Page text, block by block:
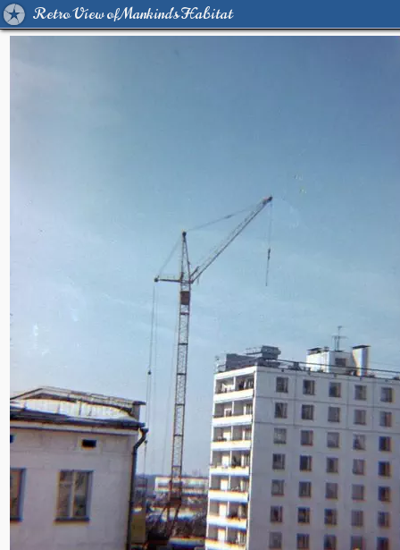
Retro View of Mankind's Habitat